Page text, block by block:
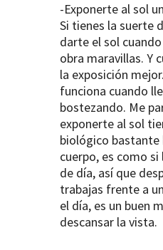
-Exponerte al sol
Si tienes la suerte
darte el sol
obra maravillas. Y
la exposición
funciona cuando
bostezando. Me
exponerte al sol
biológico bastante
cuerpo, es como si
de día, así que
trabajas frente a
el día, es un buen
descansar la vista.